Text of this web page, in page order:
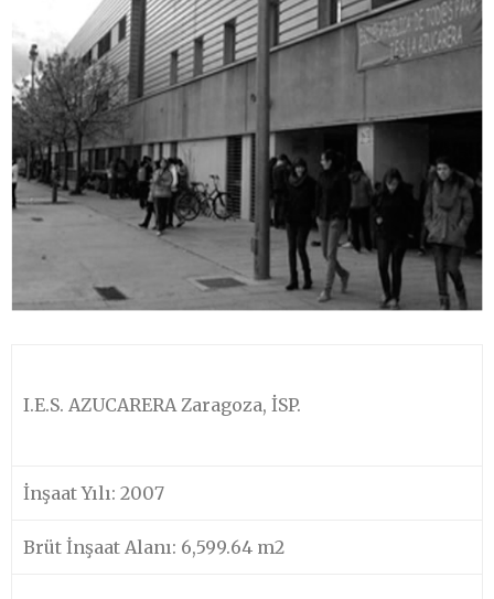
I.E.S. AZUCARERA Zaragoza, İSP.
İnşaat Yılı: 2007
Brüt İnşaat Alanı: 6,599.64 m2